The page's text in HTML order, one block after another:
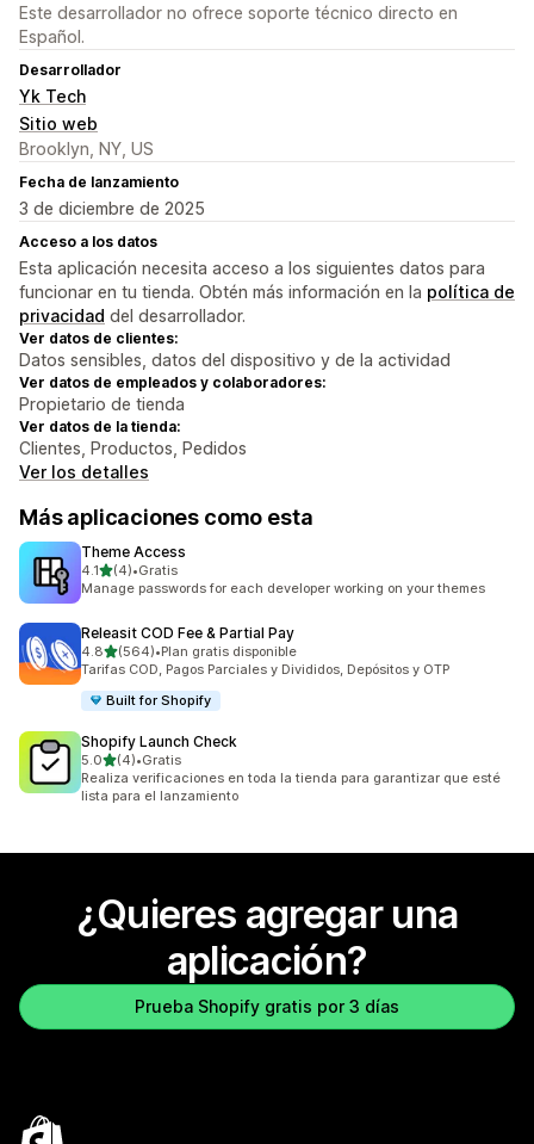
Este desarrollador no ofrece soporte técnico directo en
Español.
Desarrollador
Yk Tech
Sitio web
Brooklyn, NY, US
Fecha de lanzamiento
3 de diciembre de 2025
Acceso a los datos
Esta aplicación necesita acceso a los siguientes datos para
funcionar en tu tienda. Obtén más información en la política de
privacidad del desarrollador.
Ver datos de clientes:
Datos sensibles, datos del dispositivo y de la actividad
Ver datos de empleados y colaboradores:
Propietario de tienda
Ver datos de la tienda:
Clientes, Productos, Pedidos
Ver los detalles
Más aplicaciones como esta
Theme Access
4.1de 5 estrellas
(4)
4 reseñas en total
•Gratis
Manage passwords for each developer working on your themes
Releasit COD Fee & Partial Pay
4.8de 5 estrellas
(564)
564 reseñas en total
•Plan gratis disponible
Tarifas COD, Pagos Parciales y Divididos, Depósitos y OTP
Built for Shopify
Shopify Launch Check
5.0de 5 estrellas
(4)
4 reseñas en total
•Gratis
Realiza verificaciones en toda la tienda para garantizar que esté
lista para el lanzamiento
¿Quieres agregar una
aplicación?
Prueba Shopify gratis por 3 días